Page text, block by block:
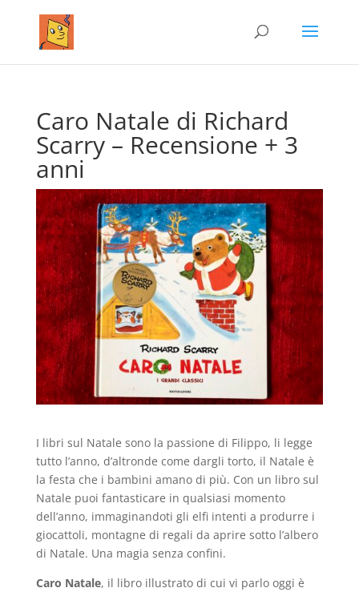
Caro Natale di Richard
Scarry – Recensione + 3
anni
I libri sul Natale sono la passione di Filippo, li legge
tutto l’anno, d’altronde come dargli torto, il Natale è
la festa che i bambini amano di più. Con un libro sul
Natale puoi fantasticare in qualsiasi momento
dell’anno, immaginandoti gli elfi intenti a produrre i
giocattoli, montagne di regali da aprire sotto l’albero
di Natale. Una magia senza confini.
Caro Natale, il libro illustrato di cui vi parlo oggi è